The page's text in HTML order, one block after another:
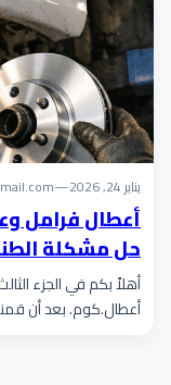
يناير 24, 2026 —
أعطال فرامل
حل مشكلة
أهلاً بكم في الجزء
أعطال.كوم. بعد أن